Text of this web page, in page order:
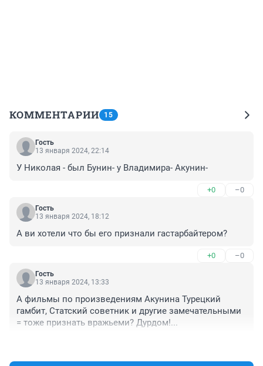
КОММЕНТАРИИ 15
Гость
13 января 2024, 22:14
У Николая - был Бунин- у Владимира- Акунин-
+0 –0
Гость
13 января 2024, 18:12
А ви хотели что бы его признали гастарбайтером?
+0 –0
Гость
13 января 2024, 13:33
А фильмы по произведениям Акунина Турецкий
гамбит, Статский советник и другие замечательными
= тоже признать вражьеми? Дурдом!...